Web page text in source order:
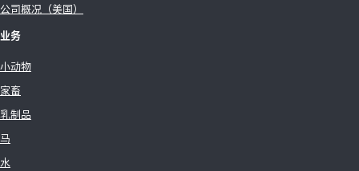
公司概况（美国）
业务
小动物
家畜
乳制品
马
水